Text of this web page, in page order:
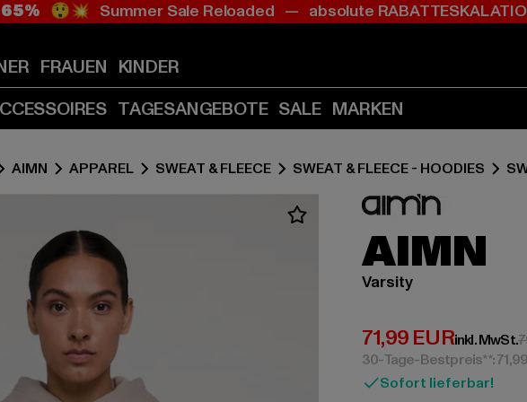
Zum
(Enter
drücken)
Zum
(Enter
drücken)
😲💥 Summer Sale Reloaded — absolute
FRAUEN KINDER
TAGESANGEBOTE SALE MARKEN
AIMN APPAREL SWEAT & FLEECE SWEAT & FLEECE - HOODIES
AIMN
Varsity
71,99 EUR
Derzeitiger Preis:
inkl. MwSt.
30-Tage-Bestpreis**:
Sofort lieferbar!